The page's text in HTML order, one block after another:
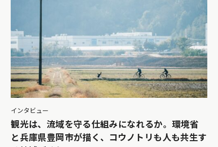
インタビュー
観光は、流域を守る仕組みになれるか。環境省
と兵庫県豊岡市が描く、コウノトリも人も共生す